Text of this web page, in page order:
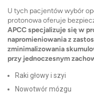
U tych pacjentów wybór
protonowa oferuje
APCC specjalizuje się w
napromieniowania z
zminimalizowania
przy jednoczesnym
Raki głowy i szyi
Nowotwór mózgu